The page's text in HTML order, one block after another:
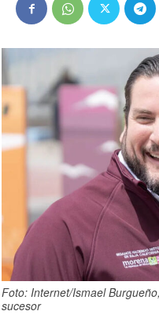
Foto: Internet/Ismael
sucesor